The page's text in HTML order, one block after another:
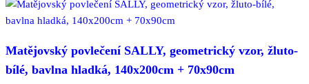
Matějovský povlečení SALLY, geometrický vzor, žluto-
bílé, bavlna hladká, 140x200cm + 70x90cm